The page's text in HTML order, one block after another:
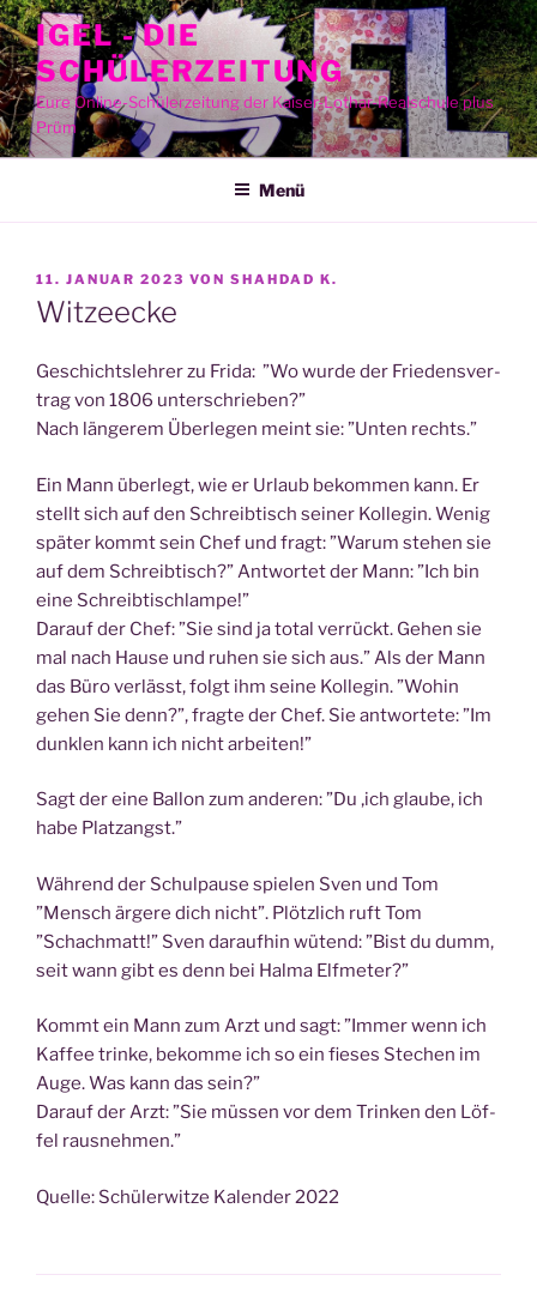
Zum
Inhalt
springen
IGEL - DIE
SCHÜLERZEITUNG
Eure Online-Schülerzeitung der Kaiser-Lothar-Realschule plus
Prüm
Menü
VERÖFFENTLICHT
AM
11. JANUAR 2023 VON SHAHDAD K.
Witzeecke
Geschichts­leh­rer zu Fri­da: ”Wo wur­de der Frie­dens­ver­
trag von 1806 unterschrieben?”
Nach län­ge­rem Über­le­gen meint sie: ”Unten rechts.”
Ein Mann über­legt, wie er Urlaub bekom­men kann. Er
stellt sich auf den Schreib­tisch sei­ner Kol­le­gin. Wenig
spä­ter kommt sein Chef und fragt: ”War­um ste­hen sie
auf dem Schreib­tisch?” Ant­wor­tet der Mann: ”Ich bin
eine Schreibtischlampe!”
Dar­auf der Chef: ”Sie sind ja total ver­rückt. Gehen sie
mal nach Hau­se und ruhen sie sich aus.” Als der Mann
das Büro ver­lässt, folgt ihm sei­ne Kol­le­gin. ”Wohin
gehen Sie denn?”, frag­te der Chef. Sie ant­wor­te­te: ”Im
dunk­len kann ich nicht arbeiten!”
Sagt der eine Bal­lon zum ande­ren: ”Du ‚ich glau­be, ich
habe Platzangst.”
Wäh­rend der Schul­pau­se spie­len Sven und Tom
”Mensch ärge­re dich nicht”. Plötz­lich ruft Tom
”Schach­matt!” Sven dar­auf­hin wütend: ”Bist du dumm,
seit wann gibt es denn bei Hal­ma Elfmeter?”
Kommt ein Mann zum Arzt und sagt: ”Immer wenn ich
Kaf­fee trin­ke, bekom­me ich so ein fie­ses Ste­chen im
Auge. Was kann das sein?”
Dar­auf der Arzt: ”Sie müs­sen vor dem Trin­ken den Löf­
fel rausnehmen.”
Quel­le: Schü­ler­wit­ze Kalen­der 2022